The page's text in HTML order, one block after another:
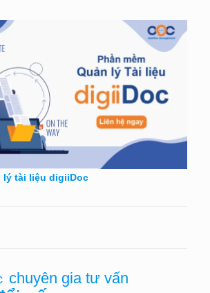
lý tài liệu digiiDoc
chuyên gia tư vấn